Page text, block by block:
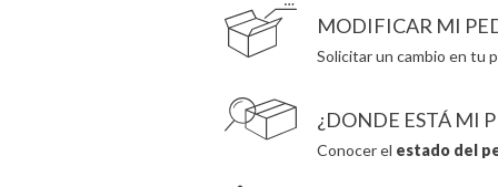
MODIFICAR MI
Solicitar un cambio en tu
¿DONDE ESTÁ MI
Conocer el estado del